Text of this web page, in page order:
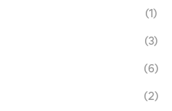
(1)
(3)
(6)
(2)